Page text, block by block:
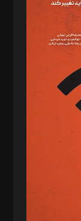
سروش کرمیان،
فتحی